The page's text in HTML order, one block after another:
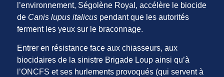
l’environnement, Ségolène Royal, accélère le biocide
de Canis lupus italicus pendant que les autorités
ferment les yeux sur le braconnage.
Entrer en résistance face aux chiasseurs, aux
biocidaires de la sinistre Brigade Loup ainsi qu’à
l’ONCFS et ses hurlements provoqués (qui servent à